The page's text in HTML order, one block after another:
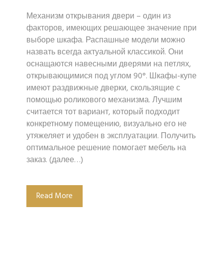
Механизм открывания двери – один из
факторов, имеющих решающее значение при
выборе шкафа. Распашные модели можно
назвать всегда актуальной классикой. Они
оснащаются навесными дверями на петлях,
открывающимися под углом 90°. Шкафы-купе
имеют раздвижные дверки, скользящие с
помощью роликового механизма. Лучшим
считается тот вариант, который подходит
конкретному помещению, визуально его не
утяжеляет и удобен в эксплуатации. Получить
оптимальное решение помогает мебель на
заказ. (далее…)
Read More